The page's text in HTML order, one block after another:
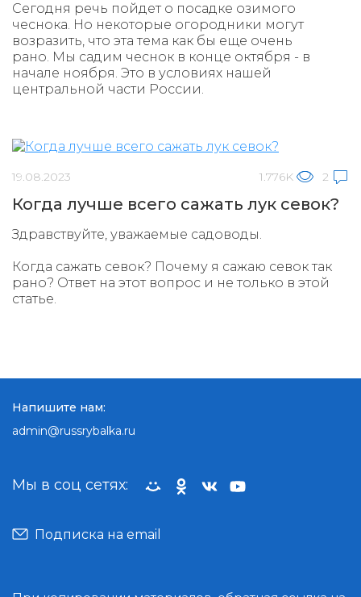
Сегодня речь пойдет о посадке озимого
чеснока. Но некоторые огородники могут
возразить, что эта тема как бы еще очень
рано. Мы садим чеснок в конце октября - в
начале ноября. Это в условиях нашей
центральной части России.
19.08.2023 1.776K 2
Когда лучше всего сажать лук севок?
Здравствуйте, уважаемые садоводы.
Когда сажать севок? Почему я сажаю севок так
рано? Ответ на этот вопрос и не только в этой
статье.
Мы в соц сетях:
Подписка на email
Напишите нам:
admin@russrybalka.ru